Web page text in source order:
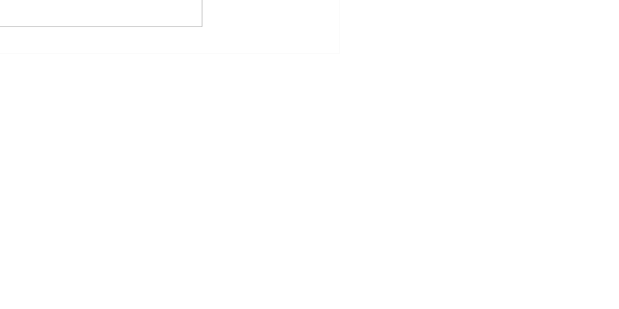
fierté
Cambodge frôle les 17,1